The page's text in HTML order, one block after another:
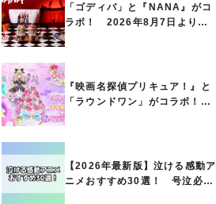
「ゴディバ」と『NANA』がコ
ラボ！ 2026年8月7日よりシ
『映画名探偵プリキュア！』と
「ラウンドワン」がコラボ！
【2026年最新版】泣ける感動ア
ニメおすすめ30選！ 号泣必須